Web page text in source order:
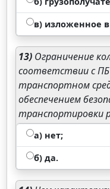
в) изложенное
13) Ограничение
соответствии с
транспортном
обеспечением
транспортировки
а) нет;
б) да.